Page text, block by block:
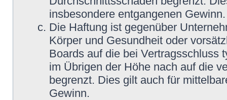
insbesondere entgangenen Gewinn.
Die Haftung ist gegenüber
Körper und Gesundheit oder
Boards auf die bei Vertragsschluss
im Übrigen der Höhe nach auf die
begrenzt. Dies gilt auch für
Gewinn.